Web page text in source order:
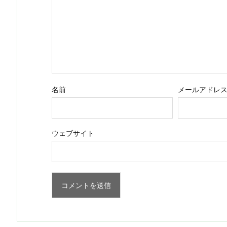
名前 メールアドレス
ウェブサイト